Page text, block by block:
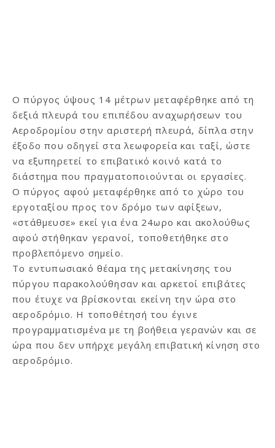
Ο πύργος ύψους 14 μέτρων μεταφέρθηκε από τη
δεξιά πλευρά του επιπέδου αναχωρήσεων του
Αεροδρομίου στην αριστερή πλευρά, δίπλα στην
έξοδο που οδηγεί στα λεωφορεία και ταξί, ώστε
να εξυπηρετεί το επιβατικό κοινό κατά το
διάστημα που πραγματοποιούνται οι εργασίες.
O πύργος αφού μεταφέρθηκε από το χώρο του
εργοταξίου προς τον δρόμο των αφίξεων,
«στάθμευσε» εκεί για ένα 24ωρο και ακολούθως
αφού στήθηκαν γερανοί, τοποθετήθηκε στο
προβλεπόμενο σημείο.
Το εντυπωσιακό θέαμα της μετακίνησης του
πύργου παρακολούθησαν και αρκετοί επιβάτες
που έτυχε να βρίσκονται εκείνη την ώρα στο
αεροδρόμιο. Η τοποθέτησή του έγινε
προγραμματισμένα με τη βοήθεια γερανών και σε
ώρα που δεν υπήρχε μεγάλη επιβατική κίνηση στο
αεροδρόμιο.